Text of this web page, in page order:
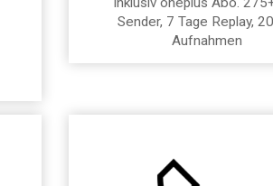
Sender, 7 Tage Replay,
Aufnahmen